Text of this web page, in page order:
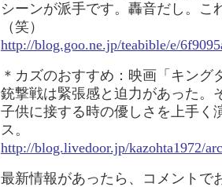
シーンが派手です。轟音だし。こ
（笑）
http://blog.goo.ne.jp/teabible/e/
＊カズのおすすめ：映画「キング
銃撃戦は緊張感と迫力があった。
子供に接する時の優しさを上手く
ス。
http://blog.livedoor.jp/kazohta1972/
最新情報があったら、コメントで